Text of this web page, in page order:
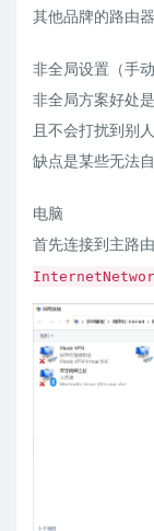
其他品牌的路由
非全局设置（手
非全局方案好处
且不会打扰到别
缺点是某些无法
电脑
首先连接到主路